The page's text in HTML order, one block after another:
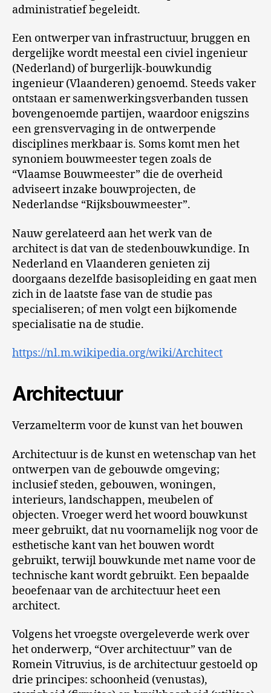
administratief begeleidt.
Een ontwerper van infrastructuur, bruggen en
dergelijke wordt meestal een civiel ingenieur
(Nederland) of burgerlijk-bouwkundig
ingenieur (Vlaanderen) genoemd. Steeds vaker
ontstaan er samenwerkingsverbanden tussen
bovengenoemde partijen, waardoor enigszins
een grensvervaging in de ontwerpende
disciplines merkbaar is. Soms komt men het
synoniem bouwmeester tegen zoals de
“Vlaamse Bouwmeester” die de overheid
adviseert inzake bouwprojecten, de
Nederlandse “Rijksbouwmeester”.
Nauw gerelateerd aan het werk van de
architect is dat van de stedenbouwkundige. In
Nederland en Vlaanderen genieten zij
doorgaans dezelfde basisopleiding en gaat men
zich in de laatste fase van de studie pas
specialiseren; of men volgt een bijkomende
specialisatie na de studie.
https://nl.m.wikipedia.org/wiki/Architect
Architectuur
Verzamelterm voor de kunst van het bouwen
Architectuur is de kunst en wetenschap van het
ontwerpen van de gebouwde omgeving;
inclusief steden, gebouwen, woningen,
interieurs, landschappen, meubelen of
objecten. Vroeger werd het woord bouwkunst
meer gebruikt, dat nu voornamelijk nog voor de
esthetische kant van het bouwen wordt
gebruikt, terwijl bouwkunde met name voor de
technische kant wordt gebruikt. Een bepaalde
beoefenaar van de architectuur heet een
architect.
Volgens het vroegste overgeleverde werk over
het onderwerp, “Over architectuur” van de
Romein Vitruvius, is de architectuur gestoeld op
drie principes: schoonheid (venustas),